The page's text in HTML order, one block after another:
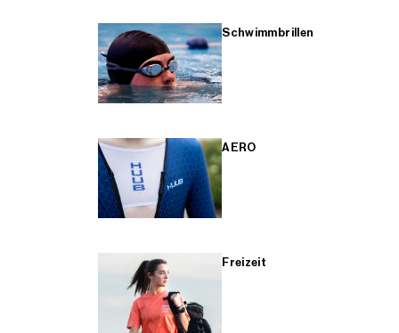
Schwimmbrillen
AERO
Freizeit